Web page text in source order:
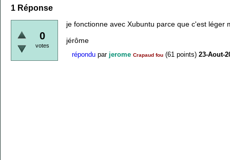
1 Réponse
0
votes
je fonctionne avec Xubuntu parce que c'est léger
jérôme
répondu par jerome Crapaud fou (61 points) 23-Aout-